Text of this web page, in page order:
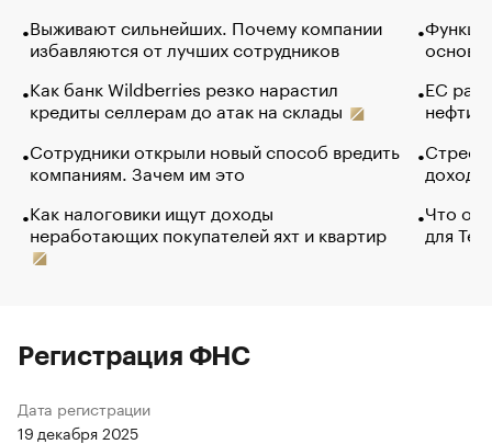
Выживают сильнейших. Почему компании
избавляются от лучших сотрудников
Как банк Wildberries резко нарастил
кредиты селлерам до атак на склады
Сотрудники открыли новый способ вредить
компаниям. Зачем им это
Как налоговики ищут доходы
неработающих покупателей яхт и квартир
основ
ЕС
нефти
Что
для
Регистрация ФНС
Дата регистрации
19 декабря 2025